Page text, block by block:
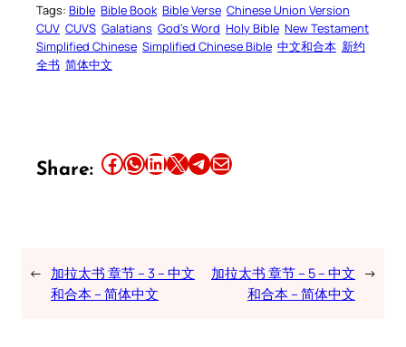
Tags: Bible Bible Book Bible Verse Chinese Union Version
CUV CUVS Galatians God’s Word Holy Bible New Testament
Simplified Chinese Simplified Chinese Bible 中文和合本 新约
全书 简体中文
Share: Share this article on Facebook Share this article on WhatsApp Share this article on LinkedIn Share this article on X Share this article on TelegramEmail this Article
← 加拉太书 章节 – 3 – 中文
和合本 – 简体中文
加拉太书 章节 – 5 – 中文
和合本 – 简体中文
→